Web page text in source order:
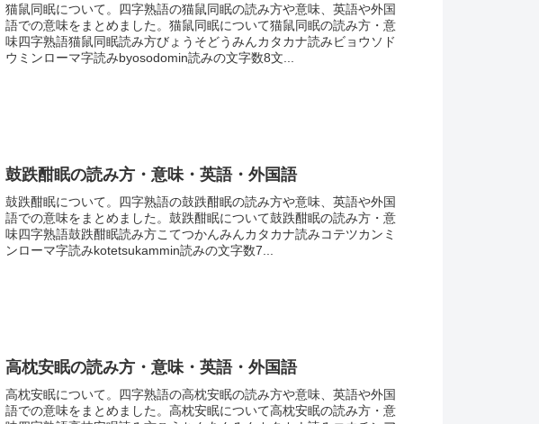
猫鼠同眠について。四字熟語の猫鼠同眠の読み方や意味、英語や外国
語での意味をまとめました。猫鼠同眠について猫鼠同眠の読み方・意
味四字熟語猫鼠同眠読み方びょうそどうみんカタカナ読みビョウソド
ウミンローマ字読みbyosodomin読みの文字数8文...
鼓跌酣眠の読み方・意味・英語・外国語
鼓跌酣眠について。四字熟語の鼓跌酣眠の読み方や意味、英語や外国
語での意味をまとめました。鼓跌酣眠について鼓跌酣眠の読み方・意
味四字熟語鼓跌酣眠読み方こてつかんみんカタカナ読みコテツカンミ
ンローマ字読みkotetsukammin読みの文字数7...
高枕安眠の読み方・意味・英語・外国語
高枕安眠について。四字熟語の高枕安眠の読み方や意味、英語や外国
語での意味をまとめました。高枕安眠について高枕安眠の読み方・意